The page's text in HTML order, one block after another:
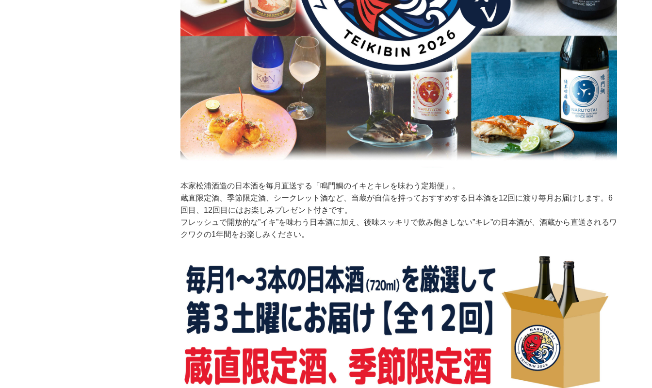
本家松浦酒造の日本酒を毎月直送する「鳴門鯛のイキとキレを味わう定期便」。
蔵直限定酒、季節限定酒、シークレット酒など、当蔵が自信を持っておすすめする日本酒を12回に渡り毎月お届けします。6
回目、12回目にはお楽しみプレゼント付きです。
フレッシュで開放的な”イキ”を味わう日本酒に加え、後味スッキリで飲み飽きしない”キレ”の日本酒が、酒蔵から直送されるワ
クワクの1年間をお楽しみください。